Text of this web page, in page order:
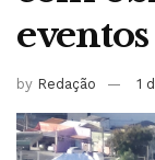
by Redação 1